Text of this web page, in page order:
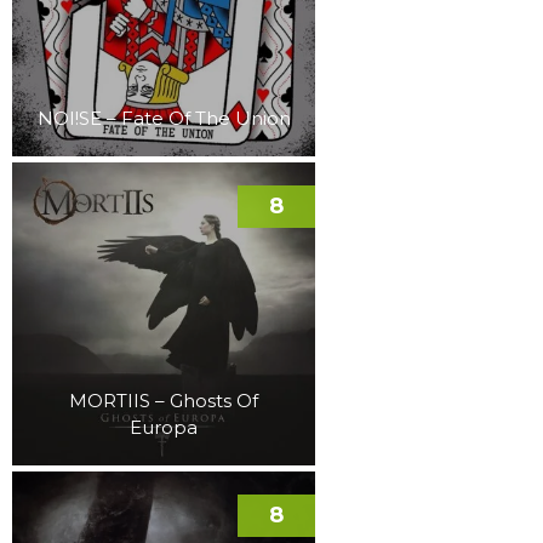
NOI!SE – Fate Of The Union
MORTIIS – Ghosts Of
Europa
8
8